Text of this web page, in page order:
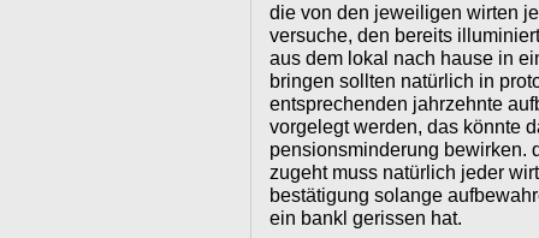
die von den jeweiligen wirten
versuche, den bereits
aus dem lokal nach hause in
bringen sollten natürlich in
entsprechenden jahrzehnte
vorgelegt werden, das könnte
pensionsminderung bewirken.
zugeht muss natürlich jeder
bestätigung solange
ein bankl gerissen hat.